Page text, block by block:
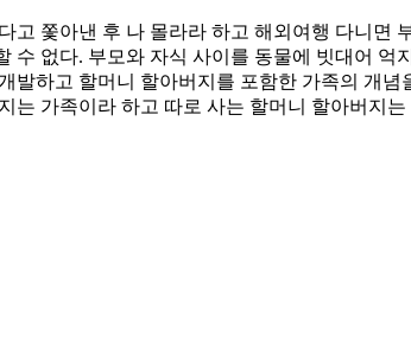
고 쫓아낸 후 나 몰라라 하고 해외여행 다니면
수 없다. 부모와 자식 사이를 동물에 빗대어
발하고 할머니 할아버지를 포함한 가족의 개
는 가족이라 하고 따로 사는 할머니 할아버지